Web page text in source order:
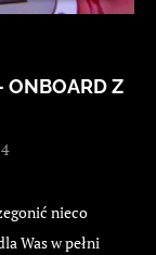
ONBOARD Z
nieco
Was w pełni